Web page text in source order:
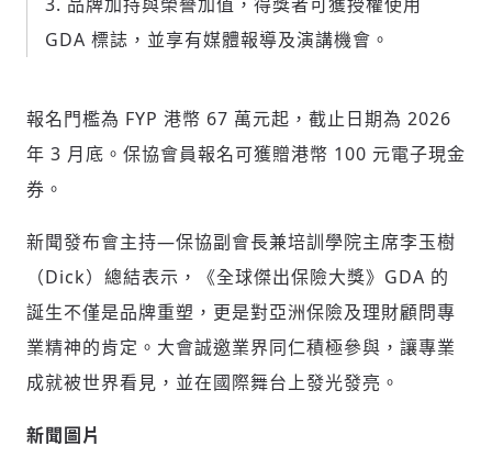
登入或註冊
歡迎您加入《旭時報》
掌握國際政經脈動
輸入 Email 驗證碼
(十分鐘內有效)
GDA 標誌，並享有媒體報導及演講機會。
報名門檻為 FYP 港幣 67 萬元起，截止日期為 2026
年 3 月底。保協會員報名可獲贈港幣 100 元電子現金
券。
新聞發布會主持—保協副會長兼培訓學院主席李玉樹
（Dick）總結表示，《全球傑出保險大獎》GDA 的
誕生不僅是品牌重塑，更是對亞洲保險及理財顧問專
業精神的肯定。大會誠邀業界同仁積極參與，讓專業
成就被世界看見，並在國際舞台上發光發亮。
新聞圖片